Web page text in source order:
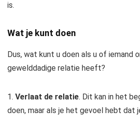
is.
Wat je kunt doen
Dus, wat kunt u doen als u of iemand
gewelddadige relatie heeft?
1. Verlaat de relatie. Dit kan in het
doen, maar als je het gevoel hebt dat